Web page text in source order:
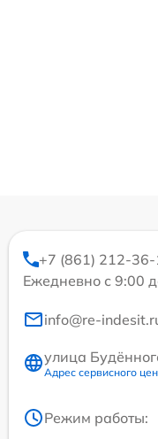
+7 (861) 212-
Ежедневно с 9:00
info@re-
улица
Адрес сервисного
Режим работы: